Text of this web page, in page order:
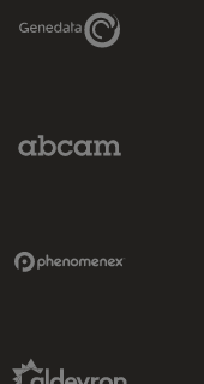
Genedata Link